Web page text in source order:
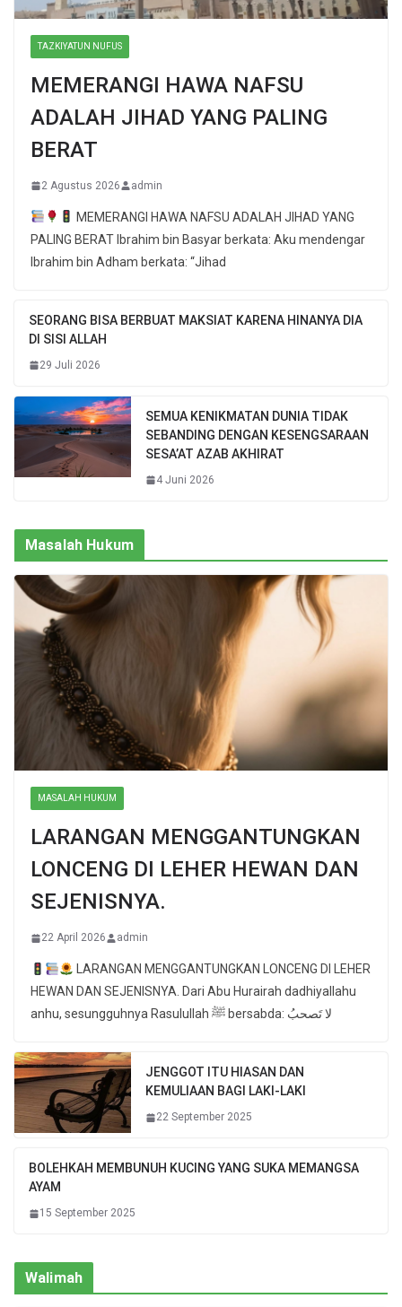
TAZKIYATUN NUFUS
MEMERANGI HAWA NAFSU
ADALAH JIHAD YANG PALING
BERAT
2 Agustus 2026 admin
MEMERANGI HAWA NAFSU ADALAH JIHAD YANG
PALING BERAT Ibrahim bin Basyar berkata: Aku mendengar
Ibrahim bin Adham berkata: “Jihad
SEORANG BISA BERBUAT MAKSIAT KARENA HINANYA DIA
DI SISI ALLAH
29 Juli 2026
SEMUA KENIKMATAN DUNIA TIDAK
SEBANDING DENGAN KESENGSARAAN
SESA’AT AZAB AKHIRAT
4 Juni 2026
Masalah Hukum
MASALAH HUKUM
LARANGAN MENGGANTUNGKAN
LONCENG DI LEHER HEWAN DAN
SEJENISNYA.
22 April 2026 admin
LARANGAN MENGGANTUNGKAN LONCENG DI LEHER
HEWAN DAN SEJENISNYA. Dari Abu Hurairah dadhiyallahu
anhu, sesungguhnya Rasulullah ﷺ bersabda: لا تَصحبُ
JENGGOT ITU HIASAN DAN
KEMULIAAN BAGI LAKI-LAKI
22 September 2025
BOLEHKAH MEMBUNUH KUCING YANG SUKA MEMANGSA
AYAM
15 September 2025
Walimah